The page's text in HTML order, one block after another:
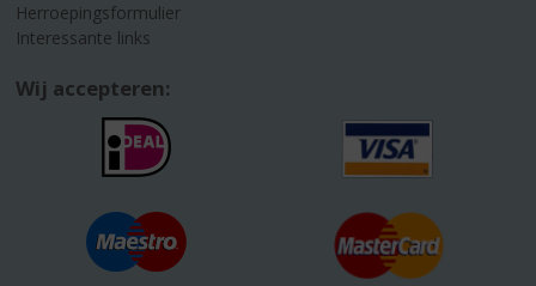
Herroepingsformulier
Interessante links
Wij accepteren: